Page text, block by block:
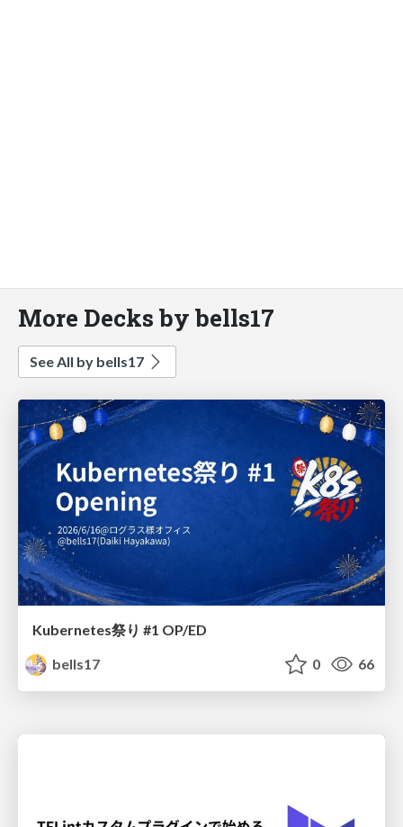
More Decks by bells17
See All by bells17
Kubernetes祭り #1 OP/ED
bells17
0 66